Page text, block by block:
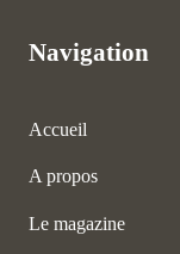
Navigation
Accueil
A propos
Le magazine